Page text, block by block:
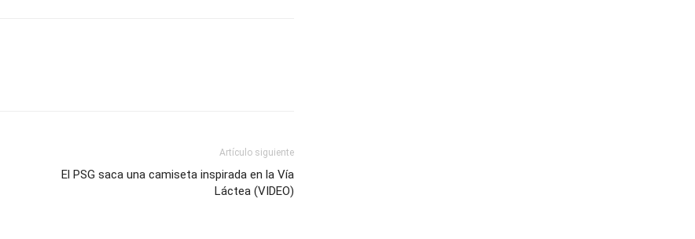
Artículo siguiente
El PSG saca una camiseta inspirada en la Vía
Láctea (VIDEO)